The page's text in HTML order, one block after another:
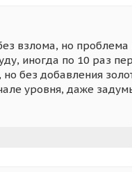
взлома, но проблема
иногда по 10 раз
без добавления
уровня, даже